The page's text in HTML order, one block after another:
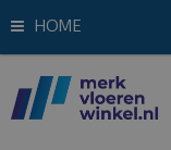
HOME